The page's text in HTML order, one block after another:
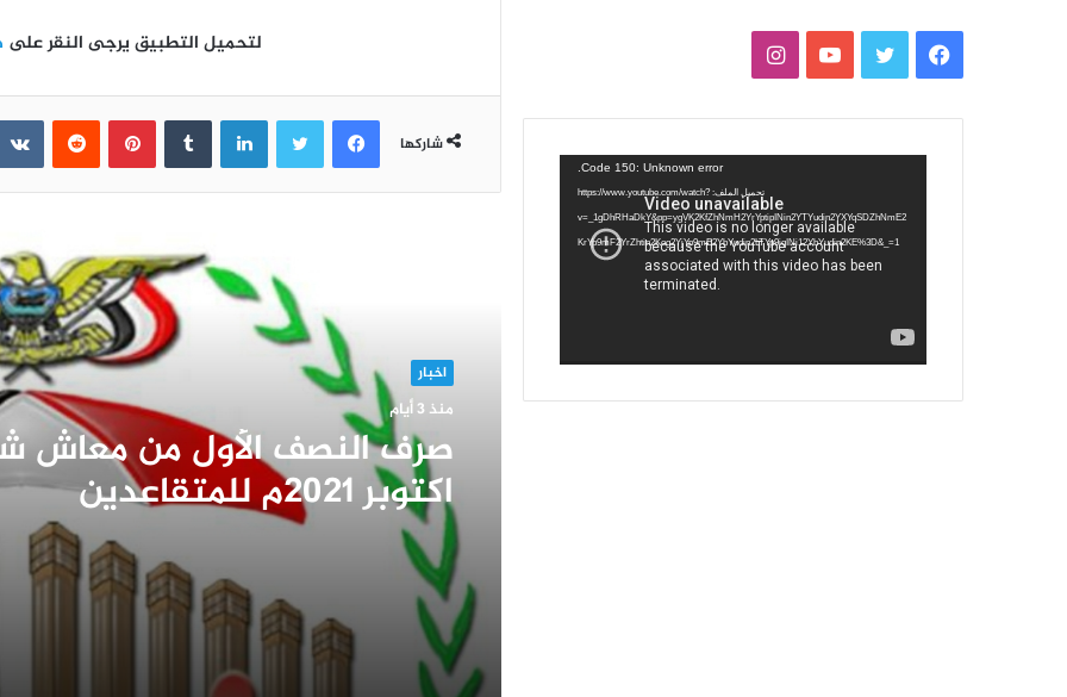
لتحميل التطبيق يرجى النقر على
شاركها
فيسبوك لينكدإن بينتيريست
اخبار
منذ 3 أيام
صرف النصف الأول من معاش
اكتوبر 2021م للمتقاعدين
س
ي
ر
ت
و
س
ت
ق
Code 150: Unknown error.
تحميل الملف: https://www.youtube.com/watch?
v=_1gDhRHaDkY&pp=ygVK2KfZhNmH2YrYptipINin2YTYudin2YXYqSDZhNmE2
KrYp9mF2YrZhtin2Kog2YjYp9mE2YbYudin2LTYp9iqINi12YbYudin2KE%3D&_=1